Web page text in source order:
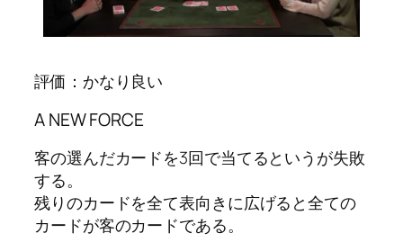
評価：かなり良い
A NEW FORCE
客の選んだカードを3回で当てるというが失敗
する。
残りのカードを全て表向きに広げると全ての
カードが客のカードである。